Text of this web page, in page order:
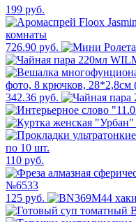
199 руб.
726.90 руб.
342.36 руб.
110 руб.
125 руб.